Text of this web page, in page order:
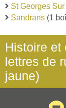
St Georges
Sandrans (1
Histoire et
lettres de
jaune)